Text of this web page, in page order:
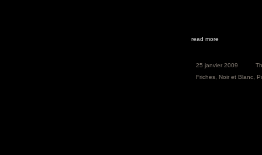
read more
25 janvier 2009
Friches Noir et Blanc